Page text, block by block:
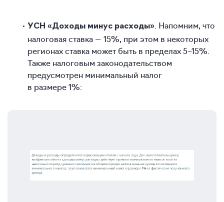
УСН «Доходы минус расходы» . Напомним, что
налоговая ставка — 15%, при этом в некоторых
регионах ставка может быть в пределах 5–15%.
Также налоговым законодательством
предусмотрен минимальный налог
в размере 1%: